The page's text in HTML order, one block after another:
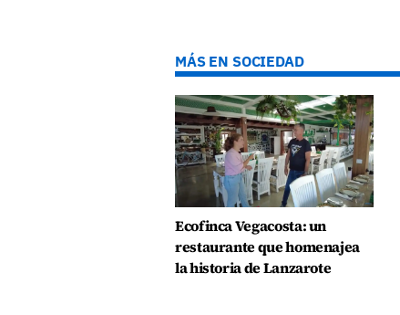
MÁS EN SOCIEDAD
Ecofinca Vegacosta: un
restaurante que homenajea
la historia de Lanzarote